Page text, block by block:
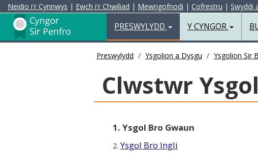
Neidio i'r Cynnwys | Ewch i'r Chwiliad | Mewngofnodi | Cofrestru | Swyddi
Preswylydd
PRESWYLYDD Y CYNGOR
Preswylydd Ysgolion a Dysgu Ysgolion Sir
Clwstwr
1. Ysgol Bro Gwaun
2.Ysgol Bro Ingli